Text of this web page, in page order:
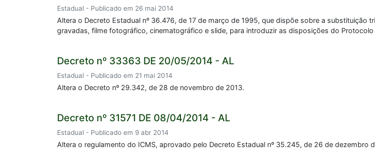
Estadual - Publicado em 26 mai 2014
Altera o Decreto Estadual nº 36.476, de 17 de março de 1995, que dispõe sobre a
gravadas, filme fotográfico, cinematográfico e slide, para introduzir as disposições do
Decreto nº 33363 DE 20/05/2014 - AL
Estadual - Publicado em 21 mai 2014
Altera o Decreto nº 29.342, de 28 de novembro de 2013.
Decreto nº 31571 DE 08/04/2014 - AL
Estadual - Publicado em 9 abr 2014
Altera o regulamento do ICMS, aprovado pelo Decreto Estadual nº 35.245, de 26 de dezembro